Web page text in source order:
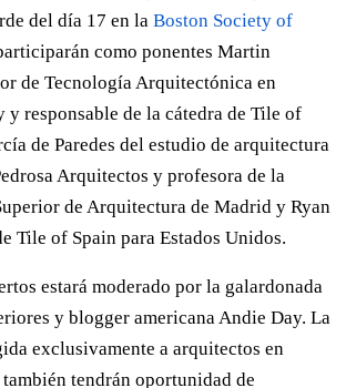
del día 17 en la Boston Society of
como ponentes Martin
de Tecnología Arquitectónica en
responsable de la cátedra de Tile of
de Paredes del estudio de arquitectura
Arquitectos y profesora de la
de Arquitectura de Madrid y Ryan
Tile of Spain para Estados Unidos.
estará moderado por la galardonada
y blogger americana Andie Day. La
exclusivamente a arquitectos en
tendrán oportunidad de